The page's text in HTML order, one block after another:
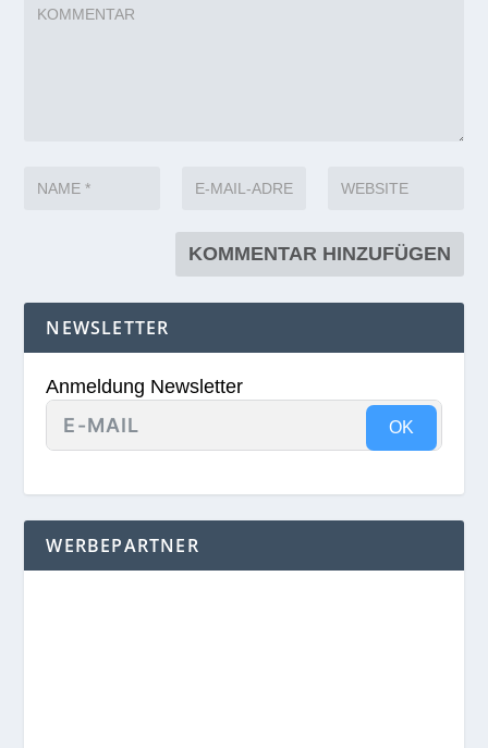
NEWSLETTER
Anmeldung Newsletter
OK
WERBEPARTNER